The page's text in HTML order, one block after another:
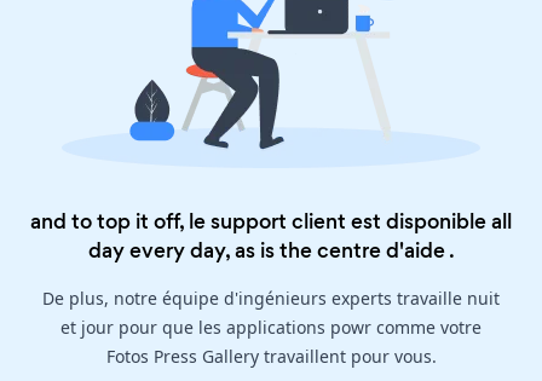
and to top it off, le support client est disponible all
day every day, as is thecentre d'aide.
De plus, notre équipe d'ingénieurs experts travaille nuit
et jour pour que les applications powr comme votre
Fotos Press Gallery travaillent pour vous.